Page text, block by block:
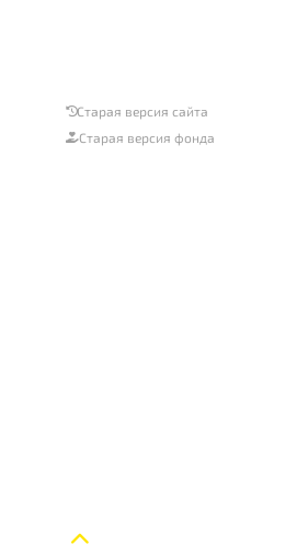
Старая версия сайта
Старая версия фонда